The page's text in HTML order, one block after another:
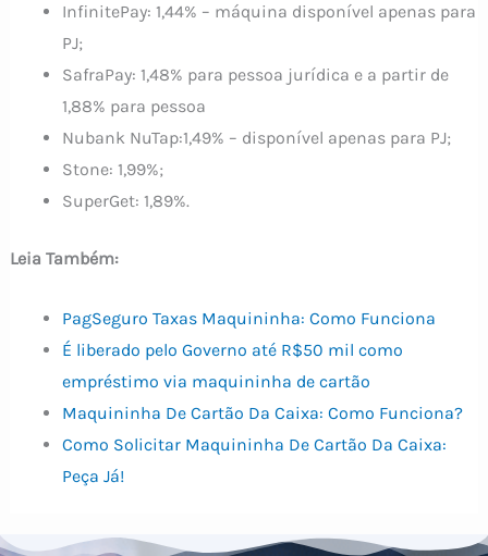
InfinitePay: 1,44% – máquina disponível apenas para
PJ;
SafraPay: 1,48% para pessoa jurídica e a partir de
1,88% para pessoa
Nubank NuTap:1,49% – disponível apenas para PJ;
Stone: 1,99%;
SuperGet: 1,89%.
Leia Também:
PagSeguro Taxas Maquininha: Como Funciona
É liberado pelo Governo até R$50 mil como
empréstimo via maquininha de cartão
Maquininha De Cartão Da Caixa: Como Funciona?
Como Solicitar Maquininha De Cartão Da Caixa:
Peça Já!